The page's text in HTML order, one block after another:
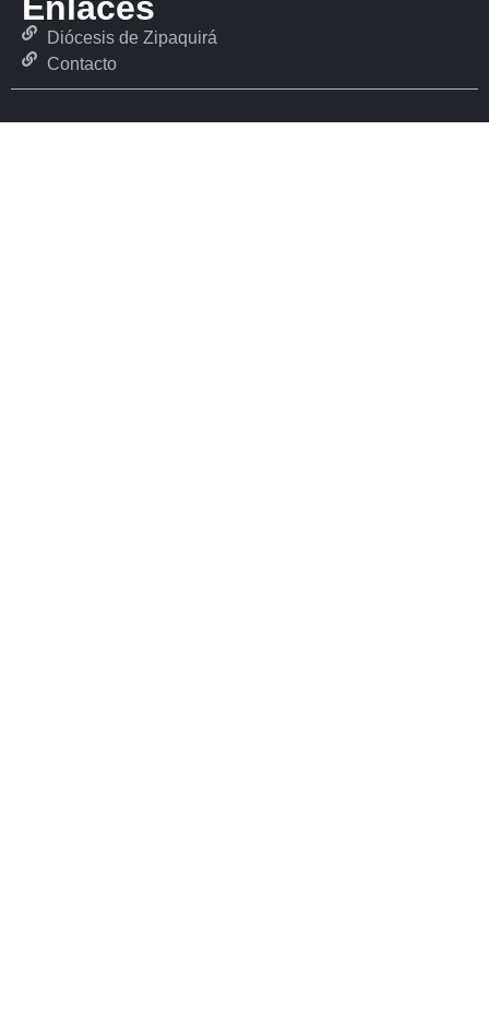
Diócesis de Zipaquirá
Contacto